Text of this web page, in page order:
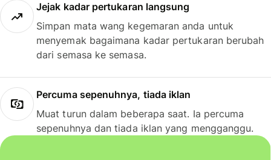
Jejak kadar pertukaran langsung
Simpan mata wang kegemaran anda untuk
menyemak bagaimana kadar pertukaran berubah
dari semasa ke semasa.
Percuma sepenuhnya, tiada iklan
Muat turun dalam beberapa saat. Ia percuma
sepenuhnya dan tiada iklan yang mengganggu.